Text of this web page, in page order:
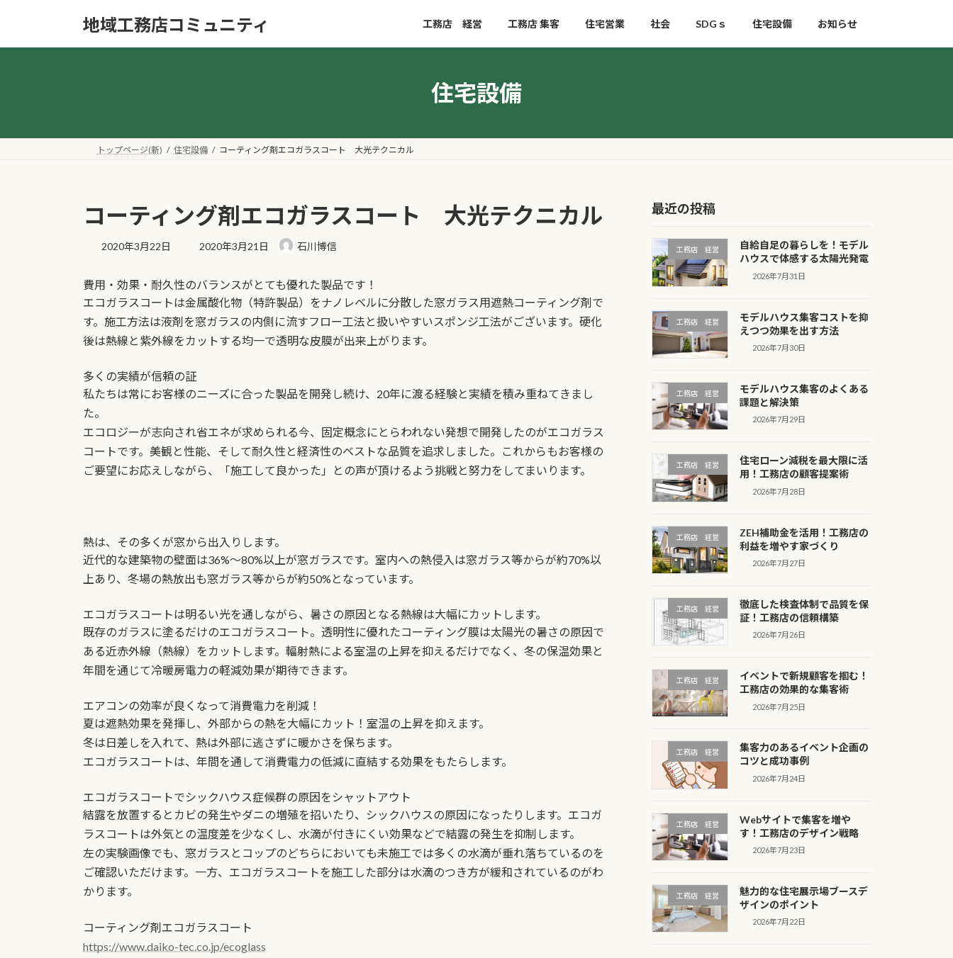
地域工務店コミュニティ 工務店 経営 工務店 集客 住宅営業 社会 SDGｓ 住宅設備 お知らせ
住宅設備
トップページ(新) 住宅設備 コーティング剤エコガラスコート 大光テクニカル
コーティング剤エコガラスコート 大光テクニカル
2020年3月22日
最
新
日
時
:
2020年3月21日 石川博信
費用・効果・耐久性のバランスがとても優れた製品です！
エコガラスコートは金属酸化物（特許製品）をナノレベルに分散した窓ガラス用遮熱コーティング剤で
す。施工方法は液剤を窓ガラスの内側に流すフロー工法と扱いやすいスポンジ工法がございます。硬化
後は熱線と紫外線をカットする均一で透明な皮膜が出来上がります。
多くの実績が信頼の証
私たちは常にお客様のニーズに合った製品を開発し続け、20年に渡る経験と実績を積み重ねてきまし
た。
エコロジーが志向され省エネが求められる今、固定概念にとらわれない発想で開発したのがエコガラス
コートです。美観と性能、そして耐久性と経済性のベストな品質を追求しました。これからもお客様の
ご要望にお応えしながら、「施工して良かった」との声が頂けるよう挑戦と努力をしてまいります。
熱は、その多くが窓から出入りします。
近代的な建築物の壁面は36%～80%以上が窓ガラスです。室内への熱侵入は窓ガラス等からが約70%以
上あり、冬場の熱放出も窓ガラス等からが約50%となっています。
エコガラスコートは明るい光を通しながら、暑さの原因となる熱線は大幅にカットします。
既存のガラスに塗るだけのエコガラスコート。透明性に優れたコーティング膜は太陽光の暑さの原因で
ある近赤外線（熱線）をカットします。輻射熱による室温の上昇を抑えるだけでなく、冬の保温効果と
年間を通じて冷暖房電力の軽減効果が期待できます。
エアコンの効率が良くなって消費電力を削減！
夏は遮熱効果を発揮し、外部からの熱を大幅にカット！室温の上昇を抑えます。
冬は日差しを入れて、熱は外部に逃さずに暖かさを保ちます。
エコガラスコートは、年間を通して消費電力の低減に直結する効果をもたらします。
エコガラスコートでシックハウス症候群の原因をシャットアウト
結露を放置するとカビの発生やダニの増殖を招いたり、シックハウスの原因になったりします。エコガ
ラスコートは外気との温度差を少なくし、水滴が付きにくい効果などで結露の発生を抑制します。
左の実験画像でも、窓ガラスとコップのどちらにおいても未施工では多くの水滴が垂れ落ちているのを
ご確認いただけます。一方、エコガラスコートを施工した部分は水滴のつき方が緩和されているのがわ
かります。
コーティング剤エコガラスコート
https://www.daiko-tec.co.jp/ecoglass
最近の投稿
工務店 経営
自給自足の暮らしを！モデル
ハウスで体感する太陽光発電
2026年7月31日
工務店 経営
モデルハウス集客コストを抑
えつつ効果を出す方法
2026年7月30日
工務店 経営
モデルハウス集客のよくある
課題と解決策
2026年7月29日
工務店 経営
住宅ローン減税を最大限に活
用！工務店の顧客提案術
2026年7月28日
工務店 経営
ZEH補助金を活用！工務店の
利益を増やす家づくり
2026年7月27日
工務店 経営
徹底した検査体制で品質を保
証！工務店の信頼構築
2026年7月26日
工務店 経営
イベントで新規顧客を掴む！
工務店の効果的な集客術
2026年7月25日
工務店 経営
集客力のあるイベント企画の
コツと成功事例
2026年7月24日
工務店 経営
Webサイトで集客を増や
す！工務店のデザイン戦略
2026年7月23日
工務店 経営
魅力的な住宅展示場ブースデ
ザインのポイント
2026年7月22日